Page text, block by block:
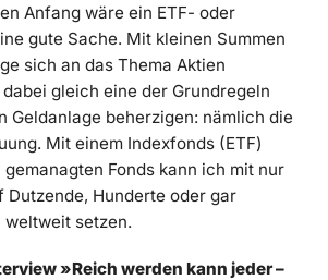
Anfang wäre ein ETF- oder
gute Sache. Mit kleinen Summen
sich an das Thema Aktien
gleich eine der Grundregeln
Geldanlage beherzigen: nämlich die
Mit einem Indexfonds (ETF)
Fonds kann ich mit nur
Dutzende, Hunderte oder gar
weltweit setzen.
»Reich werden kann jeder –